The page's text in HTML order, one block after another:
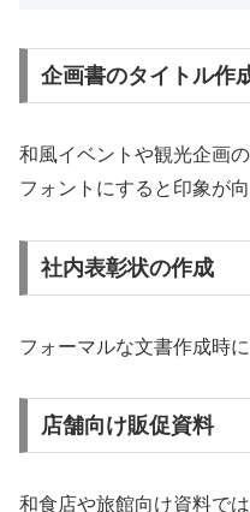
企画書のタイトル作
和風イベントや観光企画
フォントにすると印象が向
社内表彰状の作成
フォーマルな文書作成時
店舗向け販促資料
和食店や旅館向け資料で